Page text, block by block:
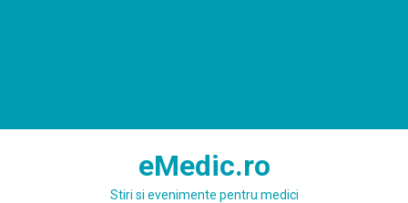
eMedic.ro
Stiri si evenimente pentru medici